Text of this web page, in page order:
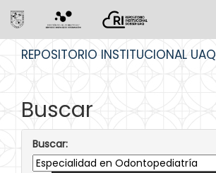
REPOSITORIO INSTITUCIONAL UAQ
Buscar
Buscar: